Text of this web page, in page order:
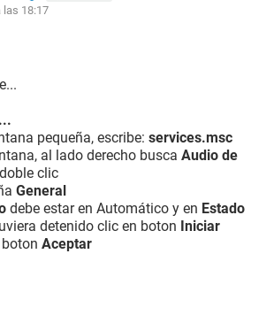
las 18:17
pequeña, escribe: services.msc
al lado derecho busca Audio de
clic
General
debe estar en Automático y en Estado
detenido clic en boton Iniciar
Aceptar